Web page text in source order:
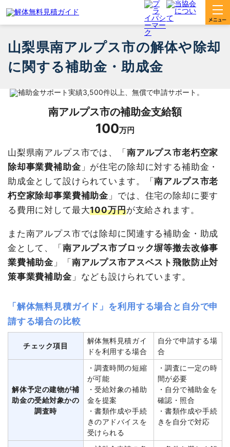
山梨県南アルプス市の解体や除却
に関する補助金・助成金
南アルプス市の補助金支給額
100万円
山梨県南アルプス市では、「南アルプス市老朽空家
除却事業費補助金 」が住宅の除却に対する補助金・
助成金として設けられています。「南アルプス市老
朽空家除却事業費補助金 」では、住宅の除却に要す
る費用に対して最大100万円が支給されます。
また南アルプス市では除却に関連する補助金・助成
金として、「南アルプス市ブロック塀等撤去改修事
業費補助金 」「南アルプス市アスベスト飛散防止対
策事業費補助金 」なども設けられています。
「解体無料見積ガイド」を利用する場合と自分で申
請する場合の比較
チェック項目
解体無料見積ガイ
ドを利用する場合
自分で申請する場
合
解体予定の建物が補
助金の受給対象かの
調査時
・調査時間の短縮
が可能
・受給対象の補助
金を提案
・書類作成や手続
きのアドバイスを
受けられる
・調査に一定の時
間が必要
・自分で補助金を
確認・照合
・書類作成や手続
きを自分で対応